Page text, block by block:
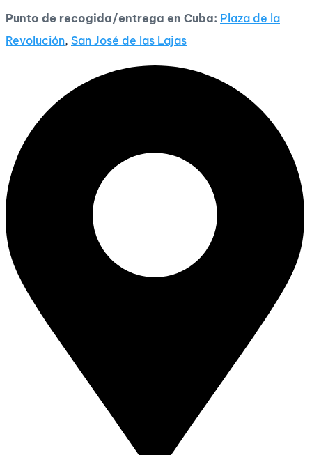
Punto de recogida/entrega en Cuba: Plaza de la
Revolución, San José de las Lajas